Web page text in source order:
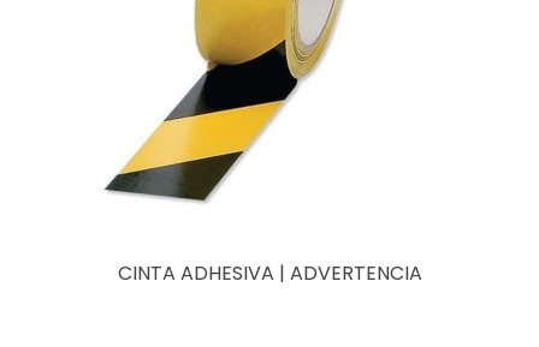
CINTA ADHESIVA | ADVERTENCIA